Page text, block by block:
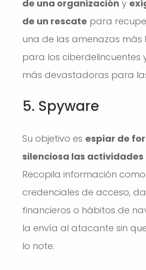
de una organización y
de un rescate para
una de las amenazas más
para los ciberdelincuentes
más devastadoras para
5. Spyware
Su objetivo es espiar de
silenciosa las actividades
Recopila información como
credenciales de acceso,
financieros o hábitos de
la envía al atacante sin
lo note.